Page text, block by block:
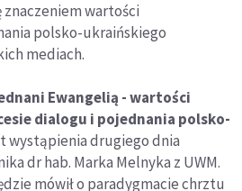
znaczeniem wartości
polsko-ukraińskiego
mediach.
Ewangelią - wartości
dialogu i pojednania polsko-
wystąpienia drugiego dnia
dr hab. Marka Melnyka z UWM.
mówił o paradygmacie chrztu